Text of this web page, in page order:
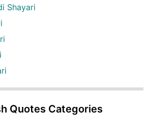
Shayari
Quotes Categories